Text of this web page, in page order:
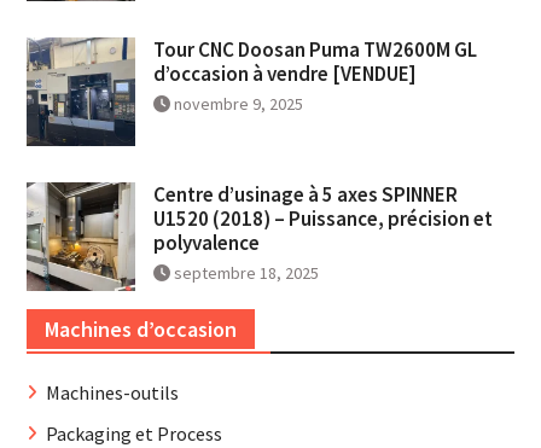
Tour CNC Doosan Puma TW2600M GL
d’occasion à vendre [VENDUE]
novembre 9, 2025
Centre d’usinage à 5 axes SPINNER
U1520 (2018) – Puissance, précision et
polyvalence
septembre 18, 2025
Machines d’occasion
Machines-outils
Packaging et Process